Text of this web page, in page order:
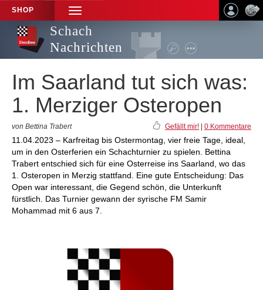
SHOP
TOGGLE
NAVIGATION
Schach
Nachrichten
Im Saarland tut sich was:
1. Merziger Osteropen
von Bettina Trabert Gefällt mir! 0 Kommentare
11.04.2023 – Karfreitag bis Ostermontag, vier freie Tage, ideal,
um in den Osterferien ein Schachturnier zu spielen. Bettina
Trabert entschied sich für eine Osterreise ins Saarland, wo das
1. Osteropen in Merzig stattfand. Eine gute Entscheidung: Das
Open war interessant, die Gegend schön, die Unterkunft
fürstlich. Das Turnier gewann der syrische FM Samir
Mohammad mit 6 aus 7.